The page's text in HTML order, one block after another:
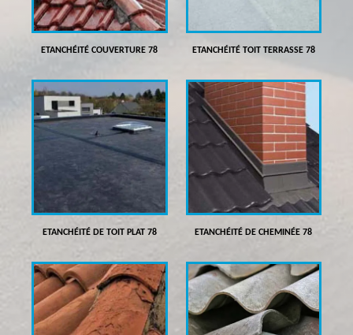
ETANCHÉITÉ COUVERTURE 78 ETANCHÉITÉ TOIT TERRASSE 78
ETANCHÉITÉ DE TOIT PLAT 78 ETANCHÉITÉ DE CHEMINÉE 78